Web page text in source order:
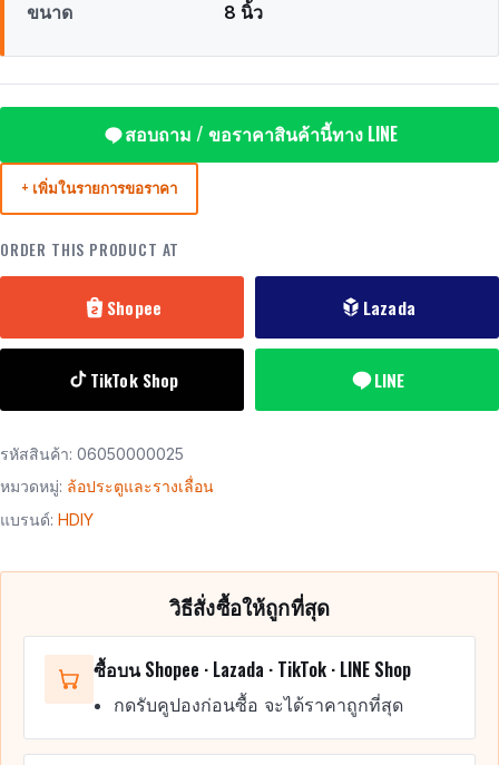
ขนาด 8 นิ้ว
สอบถาม / ขอราคาสินค้านี้ทาง LINE
+ เพิ่มในรายการขอราคา
ORDER THIS PRODUCT AT
Shopee Lazada
TikTok Shop LINE
รหัสสินค้า: 06050000025
หมวดหมู่: ล้อประตูและรางเลื่อน
แบรนด์: HDIY
วิธีสั่งซื้อให้ถูกที่สุด
ซื้อบน Shopee · Lazada · TikTok · LINE Shop
กดรับคูปองก่อนซื้อ จะได้ราคาถูกที่สุด